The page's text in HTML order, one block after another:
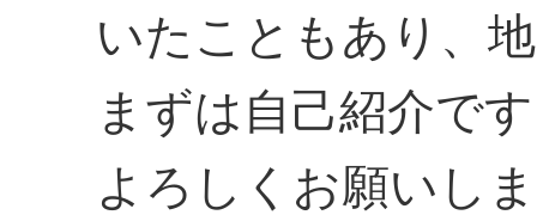
いたこともあり、
まずは自己紹介で
よろしくお願いし